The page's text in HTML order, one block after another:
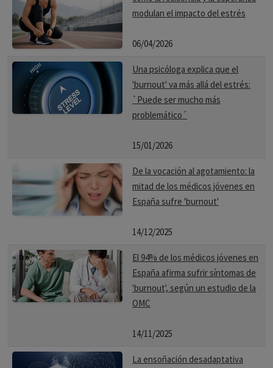
modulan el impacto del estrés
06/04/2026
Una psicóloga explica que el
'burnout' va más allá del estrés:
`Puede ser mucho más
problemático´
15/01/2026
De la vocación al agotamiento: la
mitad de los médicos jóvenes en
España sufre 'burnout'
14/12/2025
El 94% de los médicos jóvenes en
España afirma sufrir síntomas de
'burnout', según un estudio de la
OMC
14/11/2025
La ensoñación desadaptativa